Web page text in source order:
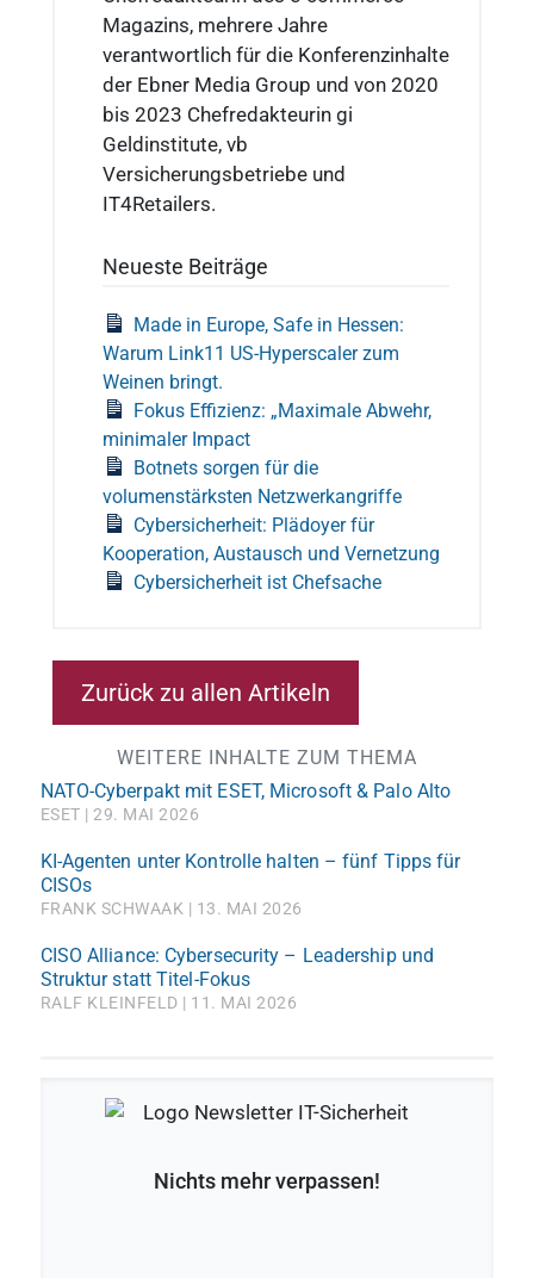
Magazins, mehrere Jahre
verantwortlich für die Konferenzinhalte
der Ebner Media Group und von 2020
bis 2023 Chefredakteurin gi
Geldinstitute, vb
Versicherungsbetriebe und
IT4Retailers.
Neueste Beiträge
Made in Europe, Safe in Hessen:
Warum Link11 US-Hyperscaler zum
Weinen bringt.
Fokus Effizienz: „Maximale Abwehr,
minimaler Impact
Botnets sorgen für die
volumenstärksten Netzwerkangriffe
Cybersicherheit: Plädoyer für
Kooperation, Austausch und Vernetzung
Cybersicherheit ist Chefsache
Zurück zu allen Artikeln
WEITERE INHALTE ZUM THEMA
NATO-Cyberpakt mit ESET, Microsoft & Palo Alto
ESET 29. MAI 2026
KI-Agenten unter Kontrolle halten – fünf Tipps für
CISOs
FRANK SCHWAAK 13. MAI 2026
CISO Alliance: Cybersecurity – Leadership und
Struktur statt Titel-Fokus
RALF KLEINFELD 11. MAI 2026
Nichts mehr verpassen!